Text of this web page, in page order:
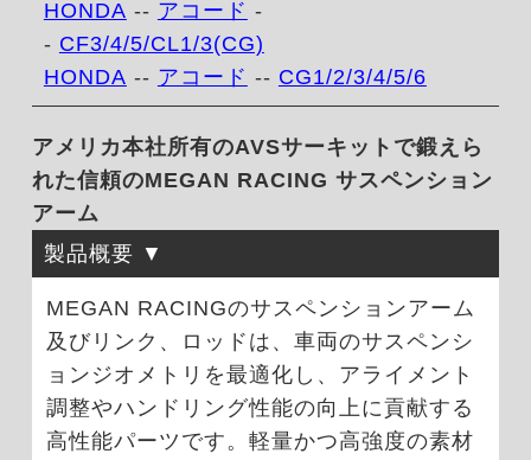
HONDA -- アコード -
- CF3/4/5/CL1/3(CG)
HONDA -- アコード -- CG1/2/3/4/5/6
アメリカ本社所有のAVSサーキットで鍛えら
れた信頼のMEGAN RACING サスペンション
アーム
製品概要
MEGAN RACINGのサスペンションアーム
及びリンク、ロッドは、車両のサスペンシ
ョンジオメトリを最適化し、アライメント
調整やハンドリング性能の向上に貢献する
高性能パーツです。軽量かつ高強度の素材